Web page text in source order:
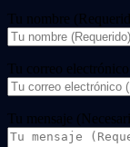
Tu nombre
Tu correo
Tu mensaje